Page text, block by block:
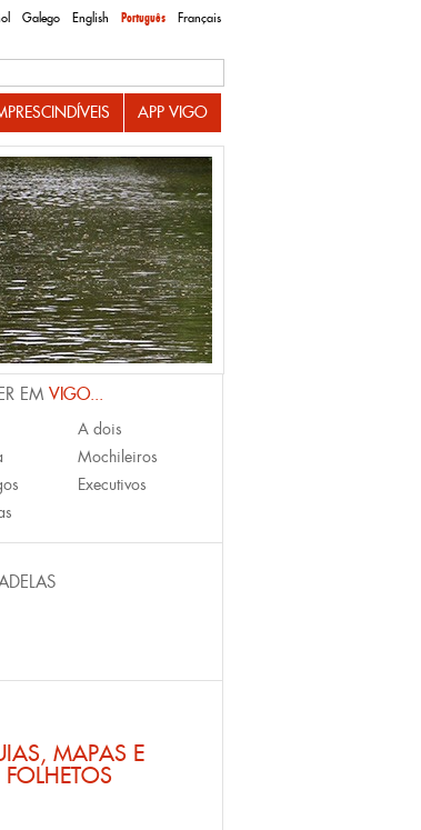
Galego English Português Français
APP VIGO
EM VIGO...
A dois
Mochileiros
Executivos
MAPAS E
FOLHETOS